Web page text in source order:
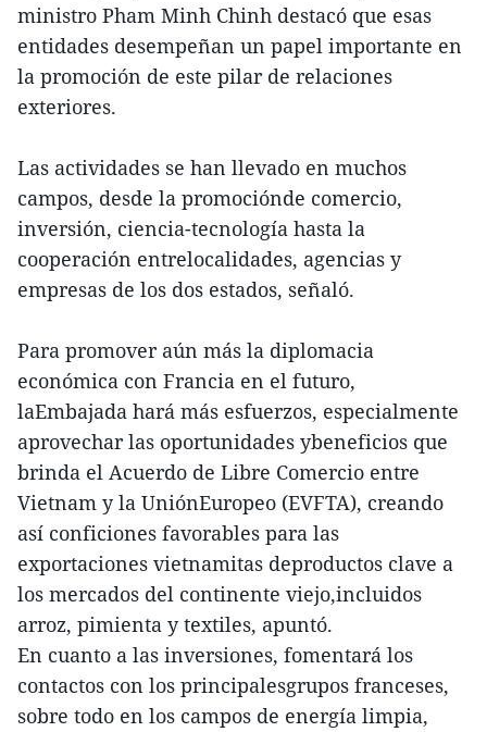
ministro Pham Minh Chinh destacó que esas
entidades desempeñan un papel importante en
la promoción de este pilar de relaciones
exteriores.
Las actividades se han llevado en muchos
campos, desde la promociónde comercio,
inversión, ciencia-tecnología hasta la
cooperación entrelocalidades, agencias y
empresas de los dos estados, señaló.
Para promover aún más la diplomacia
económica con Francia en el futuro,
laEmbajada hará más esfuerzos, especialmente
aprovechar las oportunidades ybeneficios que
brinda el Acuerdo de Libre Comercio entre
Vietnam y la UniónEuropeo (EVFTA), creando
así conficiones favorables para las
exportaciones vietnamitas deproductos clave a
los mercados del continente viejo,incluidos
arroz, pimienta y textiles, apuntó.
En cuanto a las inversiones, fomentará los
contactos con los principalesgrupos franceses,
sobre todo en los campos de energía limpia,